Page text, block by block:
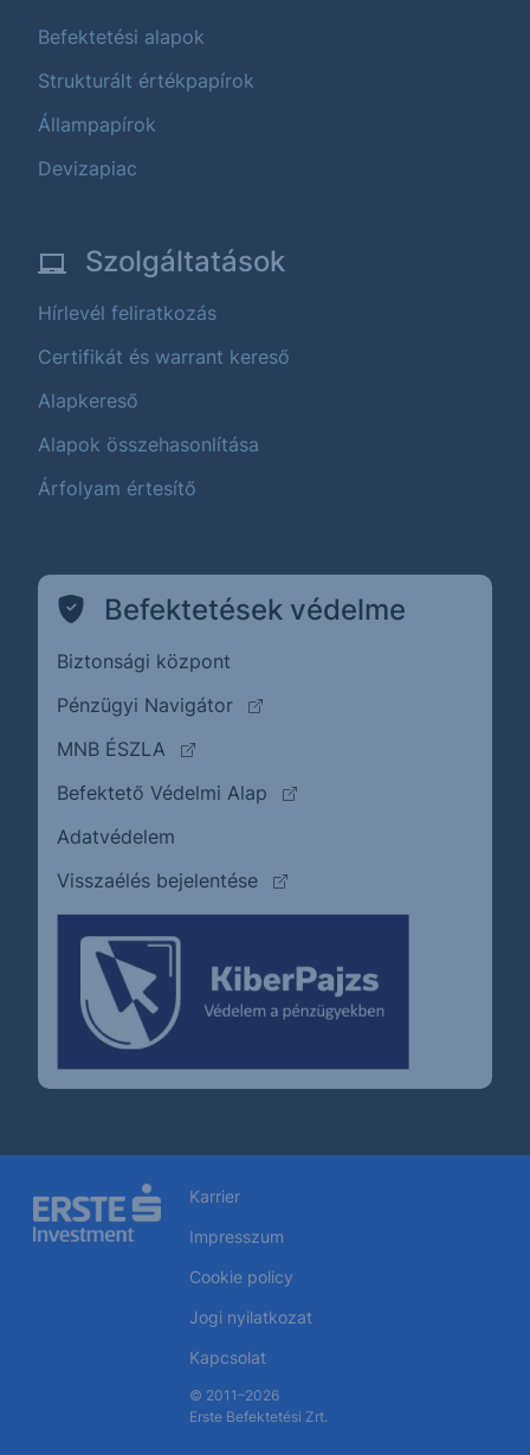
Befektetési alapok
Strukturált értékpapírok
Állampapírok
Devizapiac
Szolgáltatások
Hírlevél feliratkozás
Certifikát és warrant kereső
Alapkereső
Alapok összehasonlítása
Árfolyam értesítő
Befektetések védelme
Biztonsági központ
Pénzügyi Navigátor
(külső oldalra ugrik)
MNB ÉSZLA
(külső oldalra ugrik)
Befektető Védelmi Alap
(külső oldalra ugrik)
Adatvédelem
Visszaélés bejelentése
(külső oldalra ugrik)
Karrier
Impresszum
Cookie policy
Jogi nyilatkozat
Kapcsolat
© 2011–2026
Erste Befektetési Zrt.